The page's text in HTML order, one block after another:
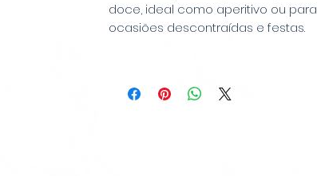
doce, ideal como aperitivo ou para
ocasiões descontraídas e festas.